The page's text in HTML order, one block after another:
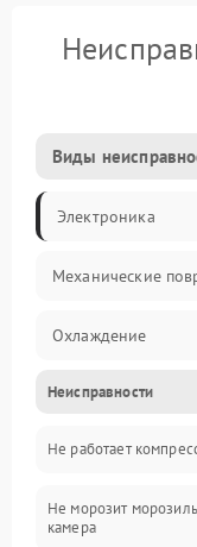
Виды
Электроника
Механические
Охлаждение
Механика
Электропитание
Дренаж
Неисправности
Не работает
Не морозит
камера